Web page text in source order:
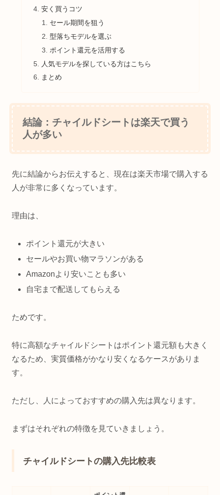
安く買うコツ
セール期間を狙う
型落ちモデルを選ぶ
ポイント還元を活用する
人気モデルを探している方はこちら
まとめ
結論：チャイルドシートは楽天で買う
人が多い
先に結論からお伝えすると、現在は楽天市場で購入する
人が非常に多くなっています。
理由は、
ポイント還元が大きい
セールやお買い物マラソンがある
Amazonより安いことも多い
自宅まで配送してもらえる
ためです。
特に高額なチャイルドシートはポイント還元額も大きく
なるため、実質価格がかなり安くなるケースがありま
す。
ただし、人によっておすすめの購入先は異なります。
まずはそれぞれの特徴を見ていきましょう。
チャイルドシートの購入先比較表